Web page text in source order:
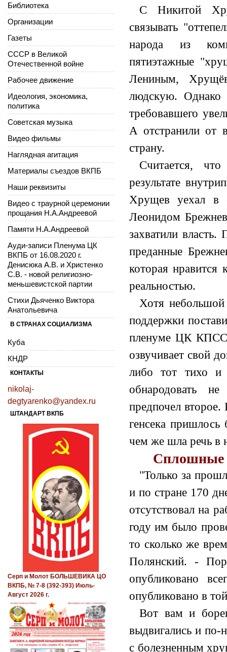
С Никитой
связывать
народа из
пятиэтажные
Лениным,
людскую. Однако
требовавшего
А отстранили от
страну.
Считается,
результате
Хрущев уехал в
Леонидом
захватили
преданные
которая нравится
реальностью.
Хотя
поддержки
пленуме ЦК КПСС
озвучивает свой
либо тот тихо и
обнародовать
предпочел
генсека
чем же шла речь в
Сплошные
"Только за
и по стране 170
отсутствовал на
году им было
то сколько же
Полянский. -
опубликовано
опубликовано в
Вот вам и
выдвигались и по-
с болезненным
Библиотека
Организации
Газеты
СССР в Великой
Отечественной войне
Рабочее движение
Идеология, экономика,
политика
Советская музыка
Видео фильмы
Наглядная агитация
Материалы съездов ВКПБ
Наши реквизиты
Видео с траурной церемонии
прощания Н.А.Андреевой
Памяти Н.А.Андреевой
Ауди-записи Пленума ЦК
ВКПБ от 16.08.2020 г.
Денисюка А.В. и Христенко
С.В. - новой религиозно-
меньшевистской партии
Стихи Дьяченко Виктора
Анатольевича
В СТРАНАХ СОЦИАЛИЗМА
Куба
КНДР
КОНТАКТЫ
nikolaj-
degtyarenko@yandex.ru
ШТАНДАРТ ВКПБ
Серп и Молот БОЛЬШЕВИКА ЦО
ВКПБ, № 7-8 (392-393) Июль-
Август 2026 г.